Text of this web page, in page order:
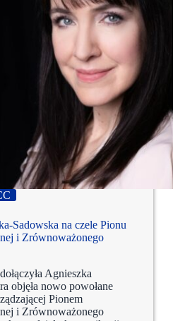
Sadowska na czele Pionu
i Zrównoważonego
Agnieszka
objęła nowo powołane
Pionem
i Zrównoważonego